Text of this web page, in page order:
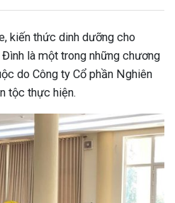
kiến thức dinh dưỡng cho
là một trong những chương
do Công ty Cổ phần Nghiên
tộc thực hiện.